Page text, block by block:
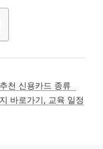
천 신용카드 종류
바로가기, 교육 일정